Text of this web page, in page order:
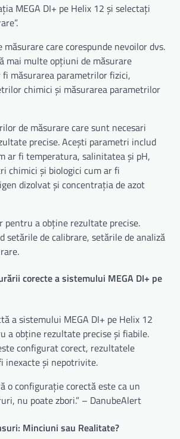
MEGA DI+ pe Helix 12 și selectați
măsurare care corespunde nevoilor dvs.
mai multe opțiuni de măsurare
măsurarea parametrilor fizici,
chimici și măsurarea parametrilor
de măsurare care sunt necesari
precise. Acești parametri includ
ar fi temperatura, salinitatea și pH,
chimici și biologici cum ar fi
dizolvat și concentrația de azot
a obține rezultate precise.
setările de calibrare, setările de analiză
corecte a sistemului MEGA DI+ pe
a sistemului MEGA DI+ pe Helix 12
a obține rezultate precise și fiabile.
configurat corect, rezultatele
inexacte și nepotrivite.
o configurație corectă este ca un
nu poate zbori.” – DanubeAlert
Minciuni sau Realitate?